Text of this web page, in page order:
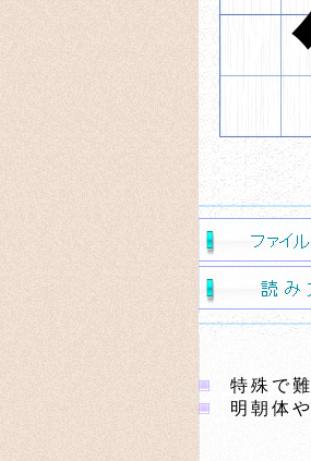
特殊で難
明朝体や